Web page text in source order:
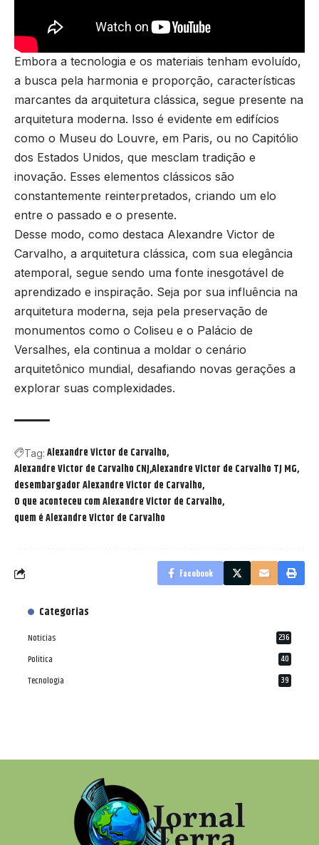
Embora a tecnologia e os materiais tenham evoluído,
a busca pela harmonia e proporção, características
marcantes da arquitetura clássica, segue presente na
arquitetura moderna. Isso é evidente em edifícios
como o Museu do Louvre, em Paris, ou no Capitólio
dos Estados Unidos, que mesclam tradição e
inovação. Esses elementos clássicos são
constantemente reinterpretados, criando um elo
entre o passado e o presente.
Desse modo, como destaca Alexandre Victor de
Carvalho, a arquitetura clássica, com sua elegância
atemporal, segue sendo uma fonte inesgotável de
aprendizado e inspiração. Seja por sua influência na
arquitetura moderna, seja pela preservação de
monumentos como o Coliseu e o Palácio de
Versalhes, ela continua a moldar o cenário
arquitetônico mundial, desafiando novas gerações a
explorar suas complexidades.
Tag: Alexandre Victor de Carvalho
Alexandre Victor de Carvalho CNJAlexandre Victor de Carvalho TJ MG
desembargador Alexandre Victor de Carvalho
O que aconteceu com Alexandre Victor de Carvalho
quem é Alexandre Victor de Carvalho
Facebook
Categorias
Notícias 236
Política 40
Tecnologia 39